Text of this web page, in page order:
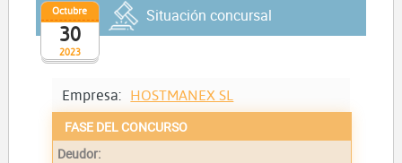
2023
Octubre
30
Situación concursal
Empresa: HOSTMANEX SL
FASE DEL CONCURSO
Deudor: